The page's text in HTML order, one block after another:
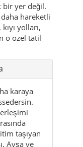
bir yer değil.
hareketli
yolları,
o özel tatil
karaya
taşıyan
Avşa ve